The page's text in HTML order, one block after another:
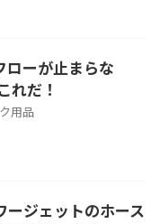
ーが止まらな
だ！
用品
ージェットのホース